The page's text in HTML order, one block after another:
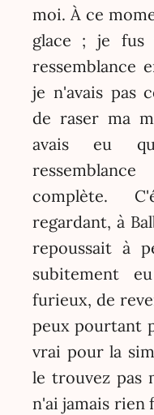
moi. À ce
glace ; je fus
ressemblance
je n'avais pas
de raser ma
avais eu
complète.
regardant, à
repoussait à
subitement
furieux, de
peux pourtant
vrai pour la
le trouvez pas
n'ai jamais rien